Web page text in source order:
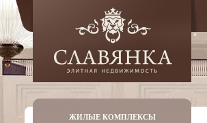
ЖИЛЫЕ КОМПЛЕКСЫ